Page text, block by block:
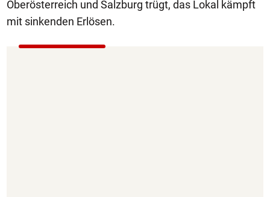
Oberösterreich und Salzburg trügt, das Lokal kämpft
mit sinkenden Erlösen.